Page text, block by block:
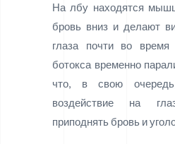
На лбу находятся
бровь вниз и делают
глаза почти во
ботокса временно
что, в свою
воздействие на
приподнять бровь и